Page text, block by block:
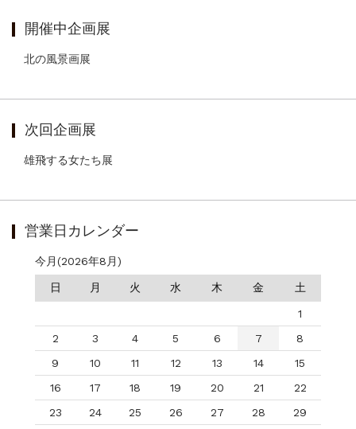
開催中企画展
北の風景画展
次回企画展
雄飛する女たち展
営業日カレンダー
今月(2026年8月)
日 月 火 水 木 金 土
1
2
3 4 5 6 7
8
9
10 11 12 13 14
15
16
17 18 19 20 21
22
23
24 25 26 27 28
29